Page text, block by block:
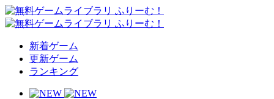
新着ゲーム
更新ゲーム
ランキング